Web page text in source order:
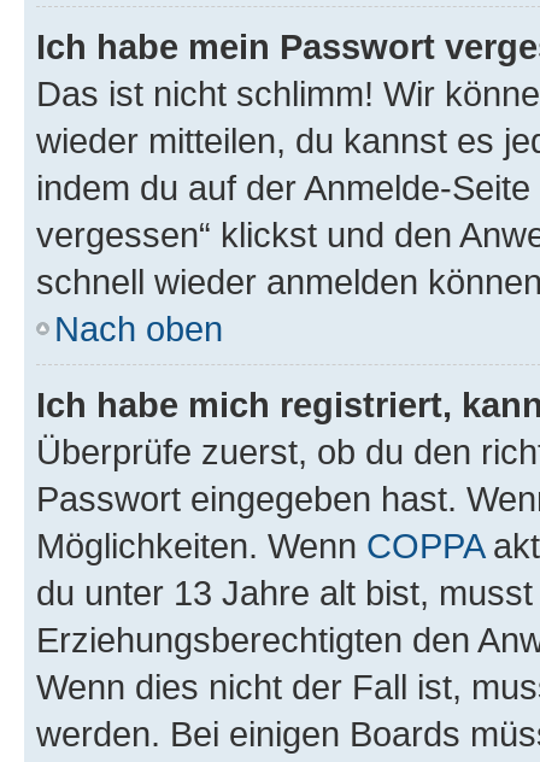
Ich habe mein Passwort
Das ist nicht schlimm! Wir
wieder mitteilen, du kannst es
indem du auf der Anmelde-
vergessen“ klickst und den
schnell wieder anmelden
Nach oben
Ich habe mich registriert,
Überprüfe zuerst, ob du den
Passwort eingegeben hast.
Möglichkeiten. Wenn COPPA
du unter 13 Jahre alt bist,
Erziehungsberechtigten den
Wenn dies nicht der Fall ist,
werden. Bei einigen Boards